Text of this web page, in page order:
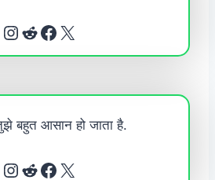
Instagram Reddit Facebook X
बहुत आसान हो जाता है.
Instagram Reddit Facebook X